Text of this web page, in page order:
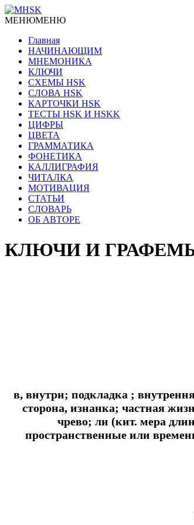
МЕНЮМЕНЮ
Главная
НАЧИНАЮЩИМ
МНЕМОНИКА
КЛЮЧИ
СХЕМЫ HSK
СЛОВА HSK
КАРТОЧКИ HSK
ТЕСТЫ HSK И HSKK
ЦИФРЫ
ЦВЕТА
ГРАММАТИКА
ФОНЕТИКА
КАЛЛИГРАФИЯ
ЧИТАЛКА
МОТИВАЦИЯ
СТАТЬИ
СЛОВАРЬ
ОБ АВТОРЕ
КЛЮЧИ И
в, внутри; подкладка ;
сторона, изнанка; частная
чрево; ли (кит. мера
пространственные или